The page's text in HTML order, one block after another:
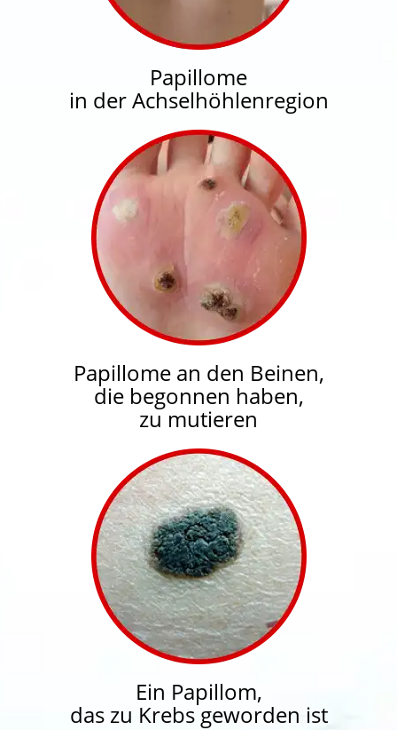
Papillome
in der Achselhöhlenregion
Papillome an den Beinen,
die begonnen haben,
zu mutieren
Ein Papillom,
das zu Krebs geworden ist